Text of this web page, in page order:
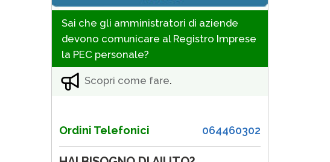
Sai che gli amministratori di aziende
devono comunicare al Registro Imprese
la PEC personale?
Scopri come fare.
Ordini Telefonici 064460302